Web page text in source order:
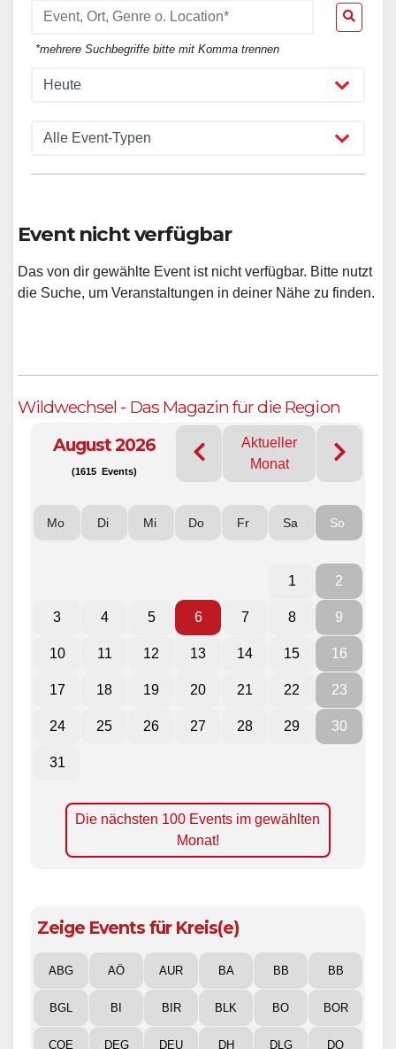
*mehrere Suchbegriffe bitte mit Komma trennen
Event nicht verfügbar
Das von dir gewählte Event ist nicht verfügbar. Bitte nutzt
die Suche, um Veranstaltungen in deiner Nähe zu finden.
Wildwechsel - Das Magazin für die Region
August 2026
(1615 Events)
Aktueller
Monat
Mo Di Mi Do Fr Sa So
1 2
3 4 5 6 7 8 9
10 11 12 13 14 15 16
17 18 19 20 21 22 23
24 25 26 27 28 29 30
31
Die nächsten 100 Events im gewählten
Monat!
Zeige Events für Kreis(e)
ABG AÖ AUR BA BB BB
BGL BI BIR BLK BO BOR
COE DEG DEU DH DLG DO